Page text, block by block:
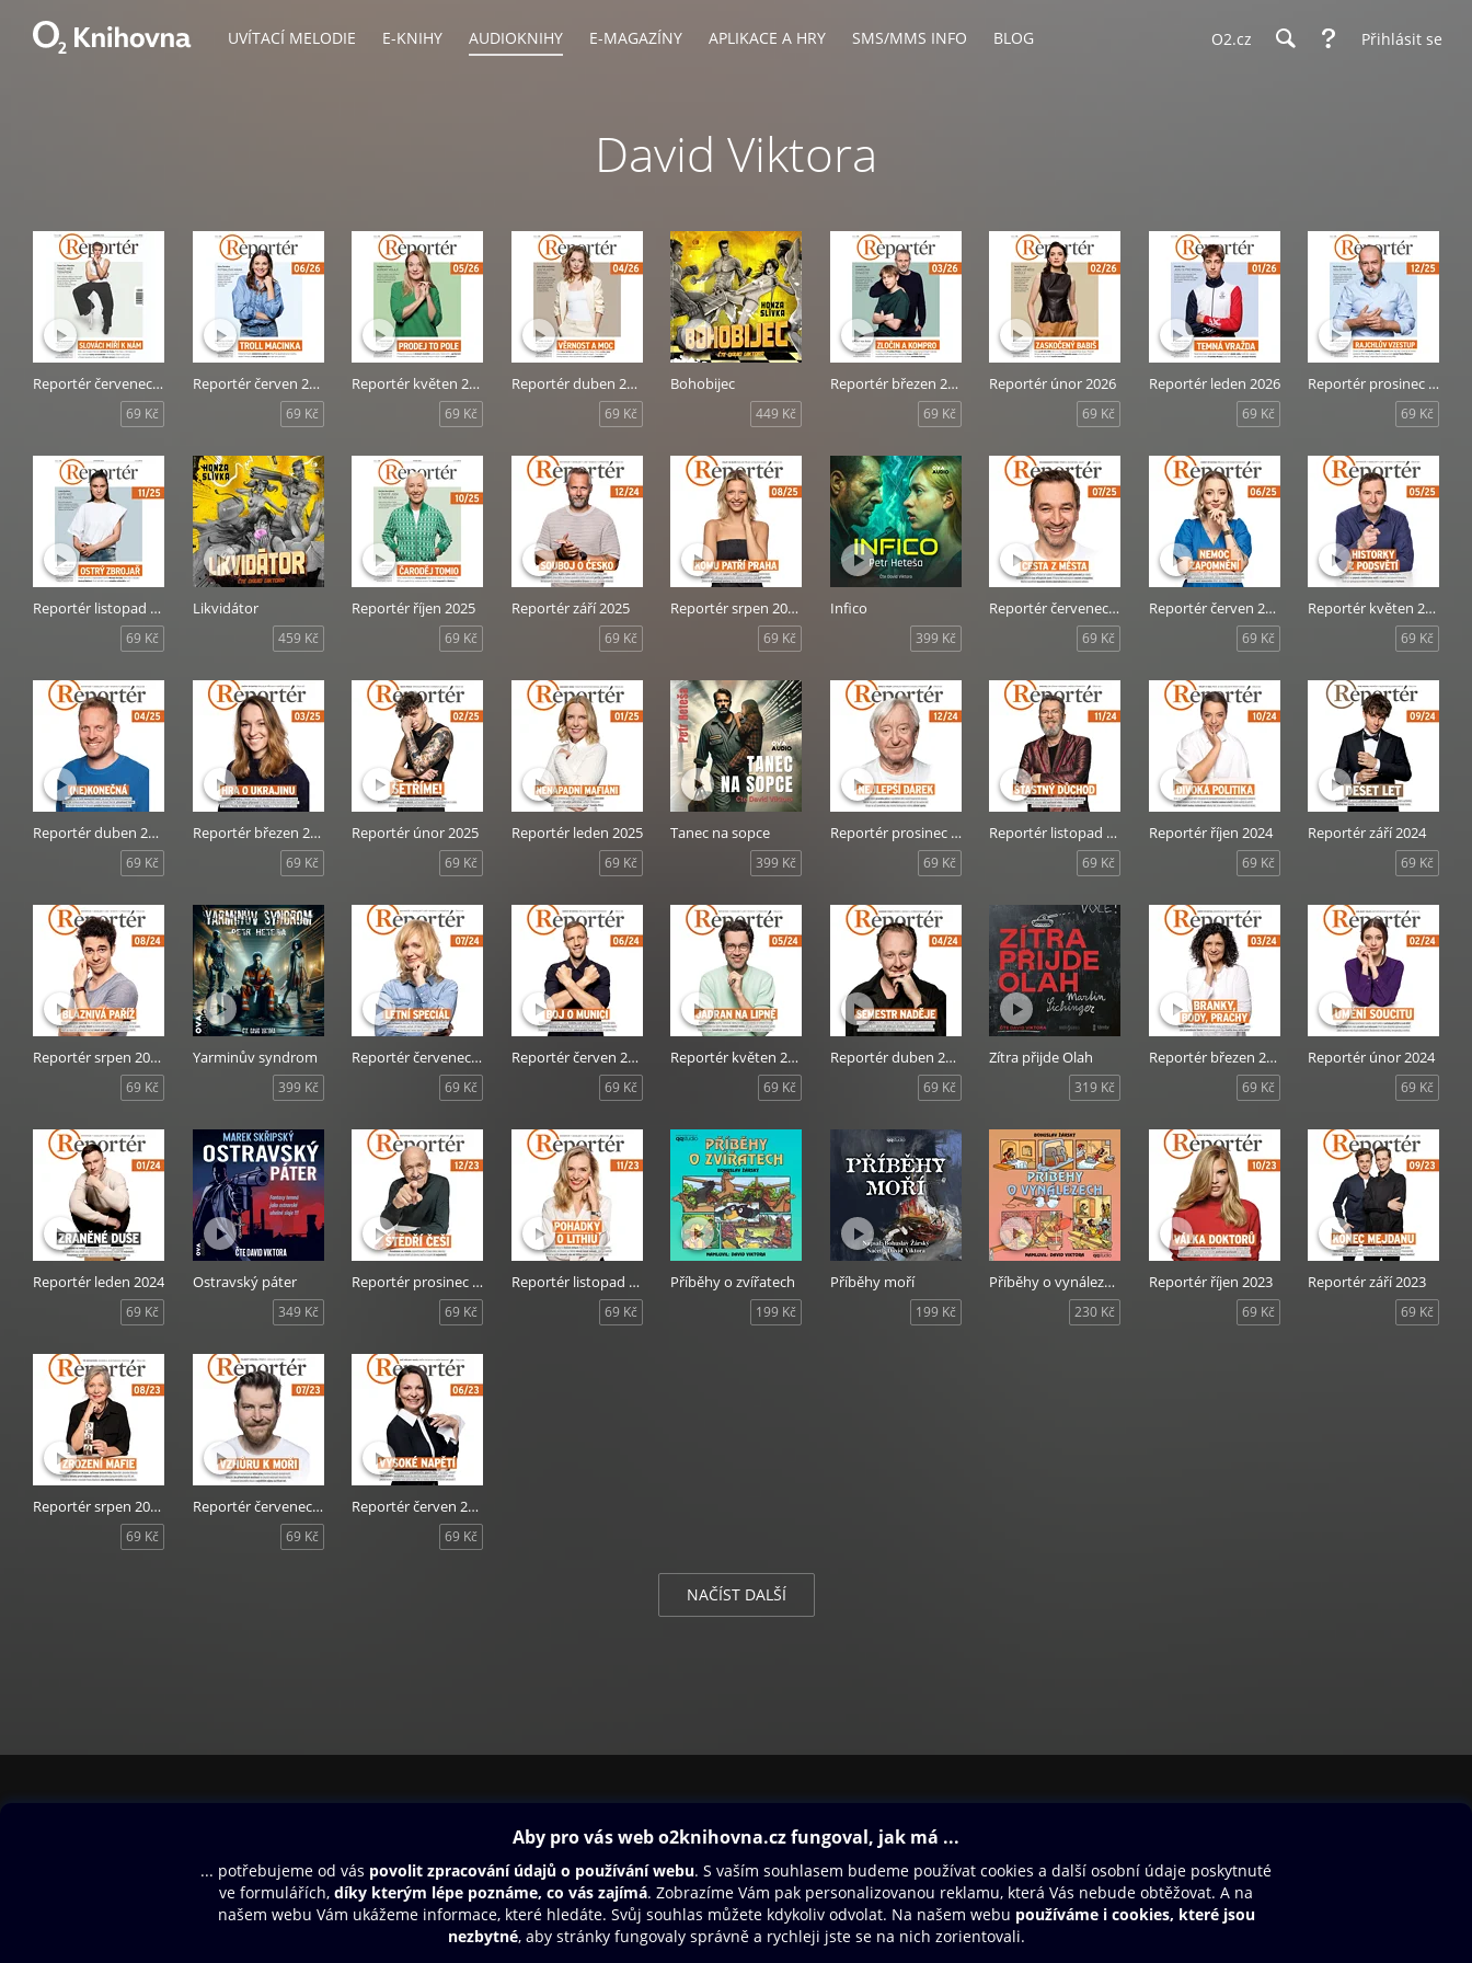
UVÍTACÍ MELODIE E-KNIHY AUDIOKNIHY E-MAGAZÍNY APLIKACE A HRY SMS/MMS INFO BLOG O2.cz Přihlásit se
David Viktora
Reportér červenec 2026
69 Kč
Reportér červen 2026
69 Kč
Reportér květen 2026
69 Kč
Reportér duben 2026
69 Kč
Bohobijec
449 Kč
Reportér březen 2026
69 Kč
Reportér únor 2026
69 Kč
Reportér leden 2026
69 Kč
Reportér prosinec 2025
69 Kč
Reportér listopad 2025
69 Kč
Likvidátor
459 Kč
Reportér říjen 2025
69 Kč
Reportér září 2025
69 Kč
Reportér srpen 2025
69 Kč
Infico
399 Kč
Reportér červenec 2025
69 Kč
Reportér červen 2025
69 Kč
Reportér květen 2025
69 Kč
Reportér duben 2025
69 Kč
Reportér březen 2025
69 Kč
Reportér únor 2025
69 Kč
Reportér leden 2025
69 Kč
Tanec na sopce
399 Kč
Reportér prosinec 2024
69 Kč
Reportér listopad 2024
69 Kč
Reportér říjen 2024
69 Kč
Reportér září 2024
69 Kč
Reportér srpen 2024
69 Kč
Yarminův syndrom
399 Kč
Reportér červenec 2024
69 Kč
Reportér červen 2024
69 Kč
Reportér květen 2024
69 Kč
Reportér duben 2024
69 Kč
Zítra přijde Olah
319 Kč
Reportér březen 2024
69 Kč
Reportér únor 2024
69 Kč
Reportér leden 2024
69 Kč
Ostravský páter
349 Kč
Reportér prosinec 2023
69 Kč
Reportér listopad 2023
69 Kč
Příběhy o zvířatech
199 Kč
Příběhy moří
199 Kč
Příběhy o vynálezech
230 Kč
Reportér říjen 2023
69 Kč
Reportér září 2023
69 Kč
Reportér srpen 2023
69 Kč
Reportér červenec 2023
69 Kč
Reportér červen 2023
69 Kč
NAČÍST DALŠÍ
Aplikace a hry
SMS/MMS Info
Blog
Dárkový poukaz
Nápověda
Napište nám
Oneplay Originály
Sport